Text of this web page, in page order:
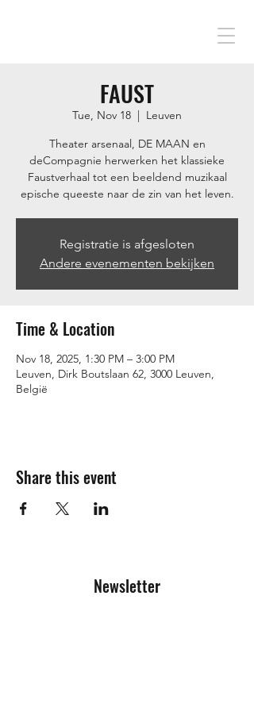
FAUST
Tue, Nov 18
  |
Leuven
Theater arsenaal, DE MAAN en
deCompagnie herwerken het klassieke
Faustverhaal tot een beeldend muzikaal
epische queeste naar de zin van het leven.
Registratie is afgesloten
Andere evenementen bekijken
Time & Location
Nov 18, 2025, 1:30 PM – 3:00 PM
Leuven, Dirk Boutslaan 62, 3000 Leuven,
België
Share this event
Newsletter